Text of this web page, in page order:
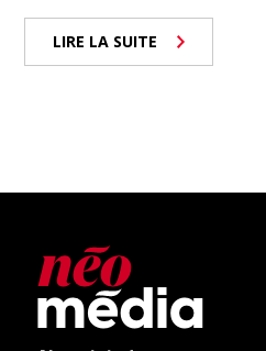
LIRE LA SUITE